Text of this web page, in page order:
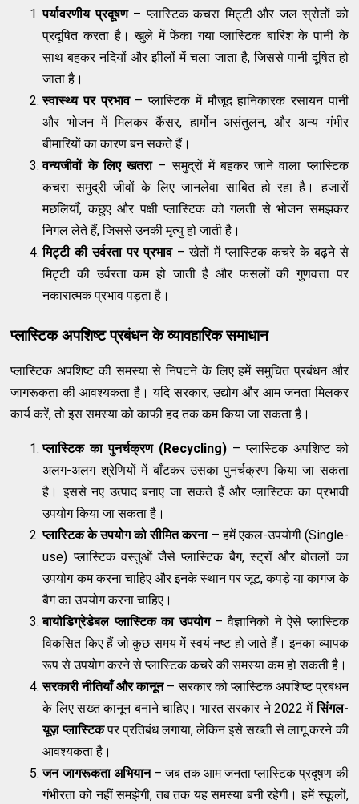
पर्यावरणीय प्रदूषण– प्लास्टिक कचरा मिट्टी और जल स्रोतों को
प्रदूषित करता है। खुले में फेंका गया प्लास्टिक बारिश के पानी के
साथ बहकर नदियों और झीलों में चला जाता है, जिससे पानी दूषित हो
जाता है।
स्वास्थ्य पर प्रभाव– प्लास्टिक में मौजूद हानिकारक रसायन पानी
और भोजन में मिलकर कैंसर, हार्मोन असंतुलन, और अन्य गंभीर
बीमारियों का कारण बन सकते हैं।
वन्यजीवों के लिए खतरा– समुद्रों में बहकर जाने वाला प्लास्टिक
कचरा समुद्री जीवों के लिए जानलेवा साबित हो रहा है। हजारों
मछलियाँ, कछुए और पक्षी प्लास्टिक को गलती से भोजन समझकर
निगल लेते हैं, जिससे उनकी मृत्यु हो जाती है।
मिट्टी की उर्वरता पर प्रभाव– खेतों में प्लास्टिक कचरे के बढ़ने से
मिट्टी की उर्वरता कम हो जाती है और फसलों की गुणवत्ता पर
नकारात्मक प्रभाव पड़ता है।
प्लास्टिक अपशिष्ट प्रबंधन के व्यावहारिक समाधान
प्लास्टिक अपशिष्ट की समस्या से निपटने के लिए हमें समुचित प्रबंधन और
जागरूकता की आवश्यकता है। यदि सरकार, उद्योग और आम जनता मिलकर
कार्य करें, तो इस समस्या को काफी हद तक कम किया जा सकता है।
प्लास्टिक का पुनर्चक्रण (Recycling) – प्लास्टिक अपशिष्ट को
अलग-अलग श्रेणियों में बाँटकर उसका पुनर्चक्रण किया जा सकता
है। इससे नए उत्पाद बनाए जा सकते हैं और प्लास्टिक का प्रभावी
उपयोग किया जा सकता है।
प्लास्टिक के उपयोग को सीमित करना– हमें एकल-उपयोगी (Single-
use) प्लास्टिक वस्तुओं जैसे प्लास्टिक बैग, स्ट्रॉ और बोतलों का
उपयोग कम करना चाहिए और इनके स्थान पर जूट, कपड़े या कागज के
बैग का उपयोग करना चाहिए।
बायोडिग्रेडेबल प्लास्टिक का उपयोग– वैज्ञानिकों ने ऐसे प्लास्टिक
विकसित किए हैं जो कुछ समय में स्वयं नष्ट हो जाते हैं। इनका व्यापक
रूप से उपयोग करने से प्लास्टिक कचरे की समस्या कम हो सकती है।
सरकारी नीतियाँ और कानून– सरकार को प्लास्टिक अपशिष्ट प्रबंधन
के लिए सख्त कानून बनाने चाहिए। भारत सरकार ने 2022 मेंसिंगल-
यूज़ प्लास्टिकपर प्रतिबंध लगाया, लेकिन इसे सख्ती से लागू करने की
आवश्यकता है।
जन जागरूकता अभियान– जब तक आम जनता प्लास्टिक प्रदूषण की
गंभीरता को नहीं समझेगी, तब तक यह समस्या बनी रहेगी। हमें स्कूलों,